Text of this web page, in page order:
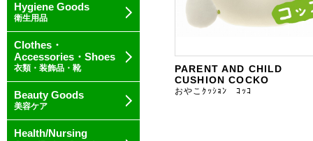
Hygiene Goods
衛生用品
Clothes・
Accessories・Shoes
衣類・装飾品・靴
Beauty Goods
美容ケア
Health/Nursing
PARENT AND CHILD
CUSHION COCKO
おやこｸｯｼｮﾝ ｺｯｺ